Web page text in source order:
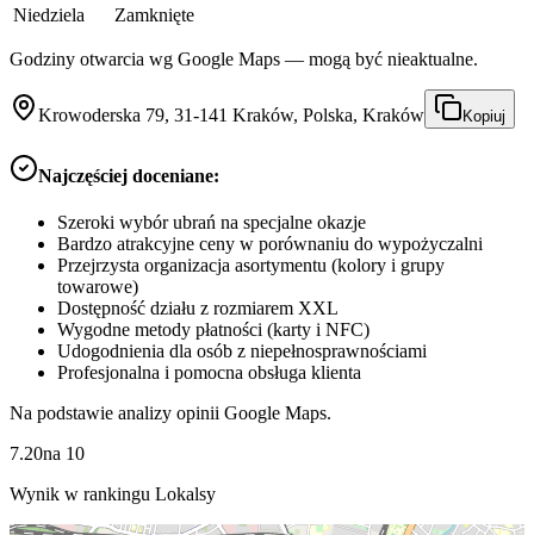
Niedziela
Zamknięte
Godziny otwarcia wg Google Maps — mogą być nieaktualne.
Krowoderska 79, 31-141 Kraków, Polska, Kraków Kopiuj
Najczęściej doceniane:
Szeroki wybór ubrań na specjalne okazje
Bardzo atrakcyjne ceny w porównaniu do wypożyczalni
Przejrzysta organizacja asortymentu (kolory i grupy
towarowe)
Dostępność działu z rozmiarem XXL
Wygodne metody płatności (karty i NFC)
Udogodnienia dla osób z niepełnosprawnościami
Profesjonalna i pomocna obsługa klienta
Na podstawie analizy opinii Google Maps.
7.20na 10
Wynik w rankingu Lokalsy